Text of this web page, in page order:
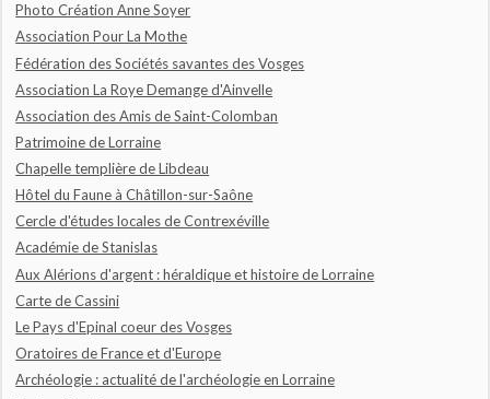
Photo Création Anne Soyer
Association Pour La Mothe
Fédération des Sociétés savantes des Vosges
Association La Roye Demange d'Ainvelle
Association des Amis de Saint-Colomban
Patrimoine de Lorraine
Chapelle templière de Libdeau
Hôtel du Faune à Châtillon-sur-Saône
Cercle d'études locales de Contrexéville
Académie de Stanislas
Aux Alérions d'argent : héraldique et histoire de Lorraine
Carte de Cassini
Le Pays d'Epinal coeur des Vosges
Oratoires de France et d'Europe
Archéologie : actualité de l'archéologie en Lorraine